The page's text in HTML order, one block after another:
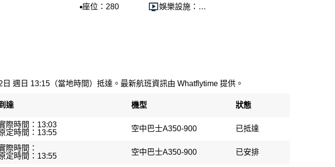
座位：280
供
娛樂設施：提
週日 13:15（當地時間）抵達。最新航班資訊由 Whatflytime 提供。
達 機型 狀態
際時間：13:03
定時間：13:55
空中巴士A350-900 已抵達
際時間：
定時間：13:55
空中巴士A350-900 已安排